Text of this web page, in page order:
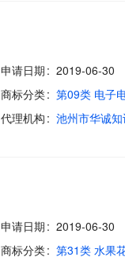
申请日期
2019-06-30
商标分类
第09类 电子
代理机构
申请日期
2019-06-30
商标分类
第31类 水果